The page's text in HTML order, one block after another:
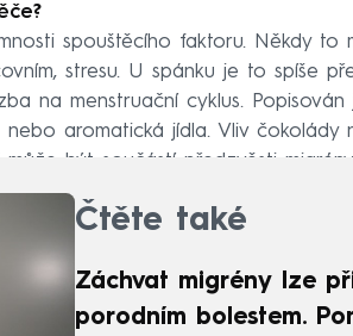
spouštěcího faktoru. Někdy to
stresu. U spánku je to spíše
na menstruační cyklus. Popisován
aromatická jídla. Vliv čokolády
být součástí předzvěsti migrény.
Čtěte také
Záchvat migrény lze
porodním bolestem.